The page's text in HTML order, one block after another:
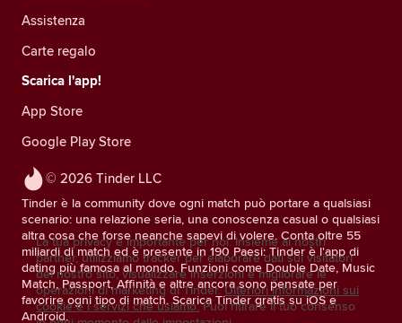
© 2026 Tinder LLC
Tinder è la community dove ogni match può portare a qualsiasi
scenario: una relazione seria, una conoscenza casual o qualsiasi
altra cosa che forse neanche sapevi di volere. Conta oltre 55
miliardi di match ed è presente in 190 Paesi: Tinder è l'app di
dating più famosa al mondo. Funzioni come Double Date, Music
Match, Passport, Affinità e altre ancora sono pensate per
favorire ogni tipo di match. Scarica Tinder gratis su iOS e
Android.
Assistenza
Carte regalo
Scarica l'app!
App Store
Google Play Store
La tua privacy è importante per noi. Insieme ai nostri
partner, utilizziamo tracker per elaborare dati sui visitatori
del nostro sito, visualizzare inserzioni e migliorare le
operazioni di marketing di Tinder. Ulteriori informazioni sui
cookie e i servizi che usiamo. Puoi ritirare il tuo consenso